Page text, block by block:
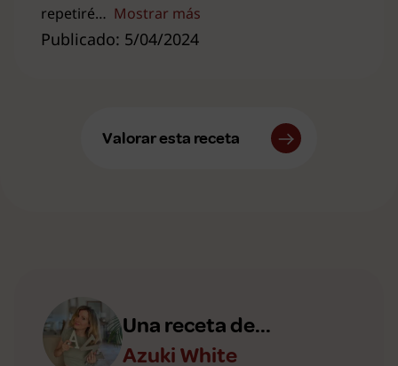
Publicado: 5/04/2024
repetiré
Mostrar más
Valorar esta receta
Una receta de...
Azuki White